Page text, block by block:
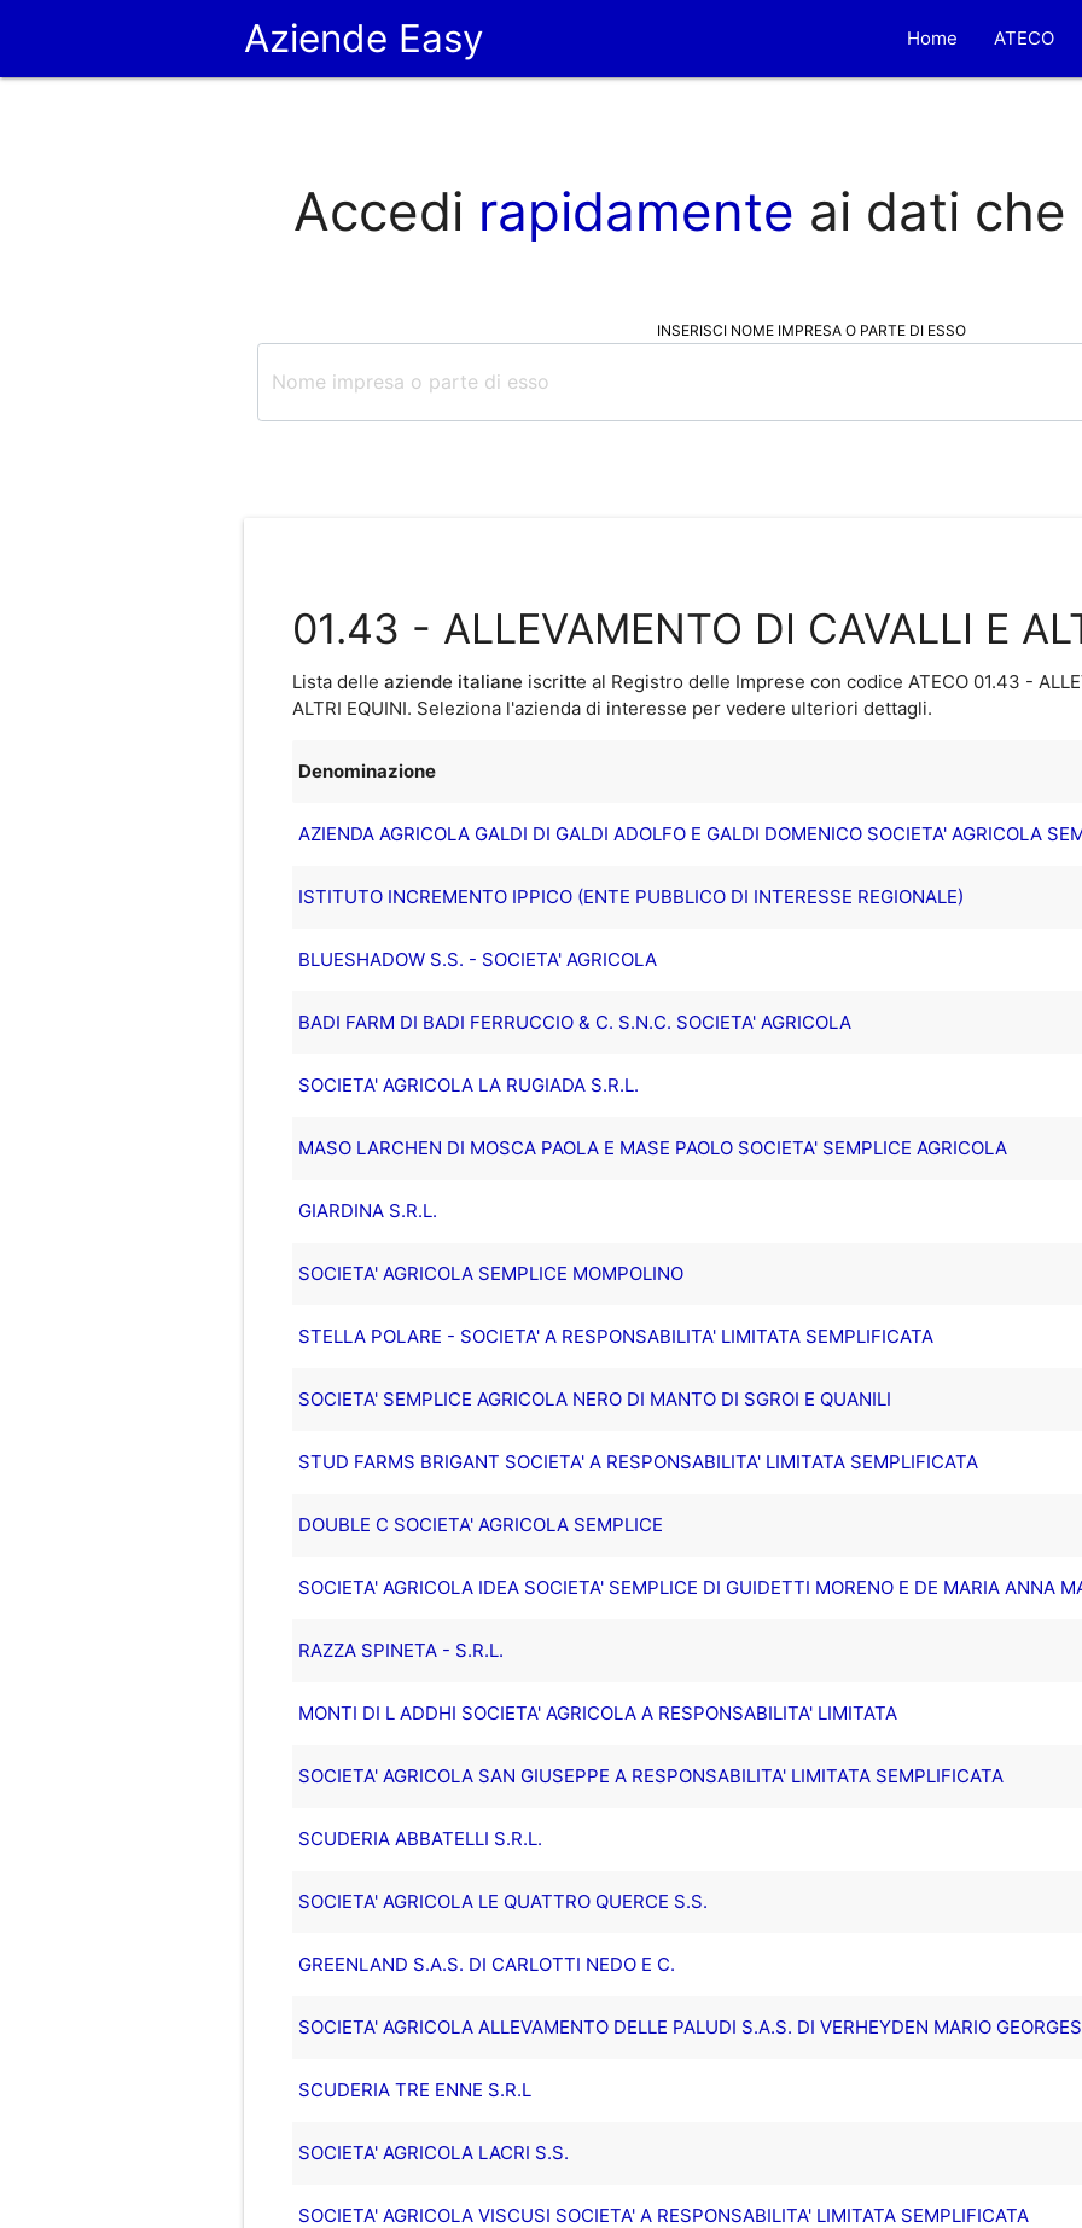
Aziende Easy Home ATECO
Accedi rapidamente ai dati
INSERISCI NOME IMPRESA O PARTE DI ESSO
01.43 - ALLEVAMENTO DI CAVALLI E
Lista delle aziende italiane iscritte al Registro delle Imprese con codice ATECO 01.43 -
ALTRI EQUINI. Seleziona l'azienda di interesse per vedere ulteriori dettagli.
Denominazione
AZIENDA AGRICOLA GALDI DI GALDI ADOLFO E GALDI DOMENICO SOCIETA' AGRICOLA
ISTITUTO INCREMENTO IPPICO (ENTE PUBBLICO DI INTERESSE REGIONALE)
BLUESHADOW S.S. - SOCIETA' AGRICOLA
BADI FARM DI BADI FERRUCCIO & C. S.N.C. SOCIETA' AGRICOLA
SOCIETA' AGRICOLA LA RUGIADA S.R.L.
MASO LARCHEN DI MOSCA PAOLA E MASE PAOLO SOCIETA' SEMPLICE AGRICOLA
GIARDINA S.R.L.
SOCIETA' AGRICOLA SEMPLICE MOMPOLINO
STELLA POLARE - SOCIETA' A RESPONSABILITA' LIMITATA SEMPLIFICATA
SOCIETA' SEMPLICE AGRICOLA NERO DI MANTO DI SGROI E QUANILI
STUD FARMS BRIGANT SOCIETA' A RESPONSABILITA' LIMITATA SEMPLIFICATA
DOUBLE C SOCIETA' AGRICOLA SEMPLICE
SOCIETA' AGRICOLA IDEA SOCIETA' SEMPLICE DI GUIDETTI MORENO E DE MARIA ANNA
RAZZA SPINETA - S.R.L.
MONTI DI L ADDHI SOCIETA' AGRICOLA A RESPONSABILITA' LIMITATA
SOCIETA' AGRICOLA SAN GIUSEPPE A RESPONSABILITA' LIMITATA SEMPLIFICATA
SCUDERIA ABBATELLI S.R.L.
SOCIETA' AGRICOLA LE QUATTRO QUERCE S.S.
GREENLAND S.A.S. DI CARLOTTI NEDO E C.
SOCIETA' AGRICOLA ALLEVAMENTO DELLE PALUDI S.A.S. DI VERHEYDEN MARIO
SCUDERIA TRE ENNE S.R.L
SOCIETA' AGRICOLA LACRI S.S.
SOCIETA' AGRICOLA VISCUSI SOCIETA' A RESPONSABILITA' LIMITATA SEMPLIFICATA